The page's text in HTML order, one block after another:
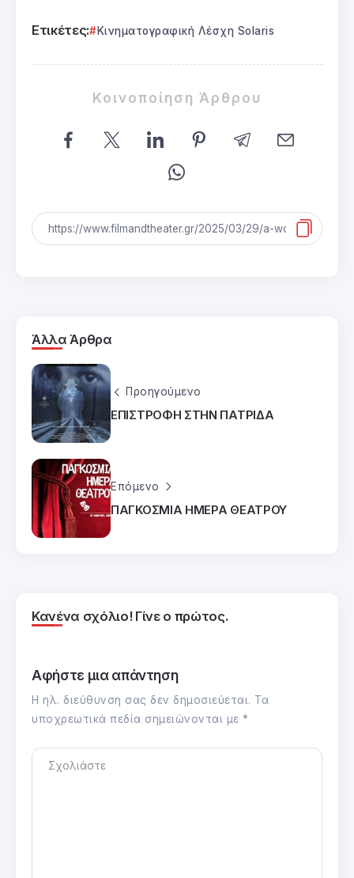
Ετικέτες: Κινηματογραφική Λέσχη Solaris
Κοινοποίηση Άρθρου
Άλλα Άρθρα
Προηγούμενο
ΕΠΙΣΤΡΟΦΗ ΣΤΗΝ ΠΑΤΡΙΔΑ
Επόμενο
ΠΑΓΚΟΣΜΙΑ ΗΜΕΡΑ ΘΕΑΤΡΟΥ
Κανένα σχόλιο! Γίνε ο πρώτος.
Αφήστε μια απάντηση
Η ηλ. διεύθυνση σας δεν δημοσιεύεται. Τα
υποχρεωτικά πεδία σημειώνονται με *